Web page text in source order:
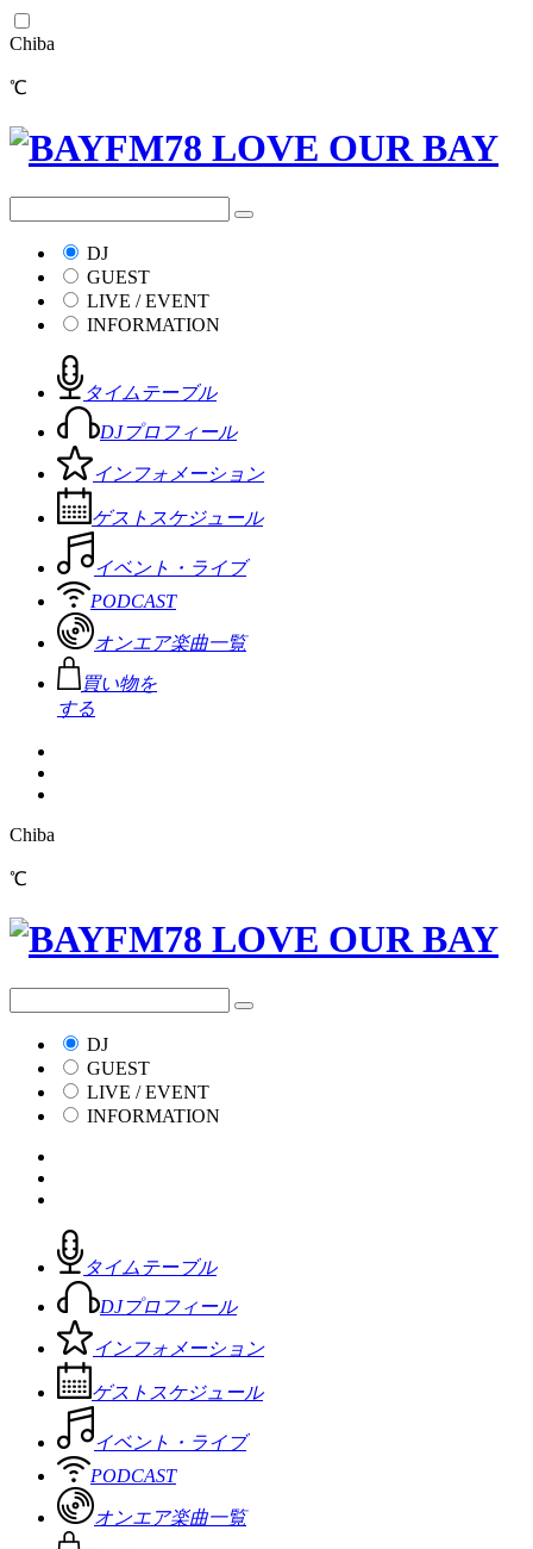
Chiba
℃
DJ
GUEST
LIVE / EVENT
INFORMATION
タイムテーブル
DJプロフィール
インフォメーション
ゲストスケジュール
イベント・ライブ
PODCAST
オンエア楽曲一覧
買い物を
する
Chiba
℃
DJ
GUEST
LIVE / EVENT
INFORMATION
タイムテーブル
DJプロフィール
インフォメーション
ゲストスケジュール
イベント・ライブ
PODCAST
オンエア楽曲一覧